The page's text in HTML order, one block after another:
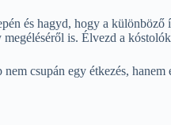
és hagyd, hogy a
is. Élvezd a
csupán egy étkezés,